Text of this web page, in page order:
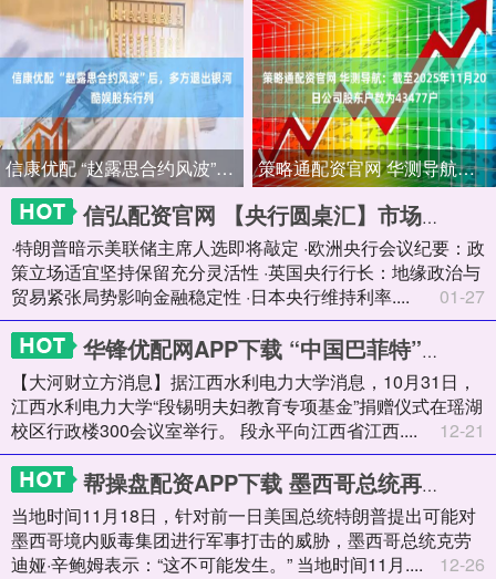
信康优配 “赵露思合约风波”后，多方退出银河酷娱股东行列 策略通配资官网 华测导航：截至2025年11月20日公司股东户数为43477户
信弘配资官网 【央行圆桌汇】市场聚焦美联储1月利率决议（2026年1月26日）
·特朗普暗示美联储主席人选即将敲定 ·欧洲央行会议纪要：政
策立场适宜坚持保留充分灵活性 ·英国央行行长：地缘政治与
贸易紧张局势影响金融稳定性 ·日本央行维持利率....
01-27
华锋优配网APP下载 “中国巴菲特”段永平捐了1万股茅台，最新回应来了
【大河财立方消息】据江西水利电力大学消息，10月31日，
江西水利电力大学“段锡明夫妇教育专项基金”捐赠仪式在瑶湖
校区行政楼300会议室举行。 段永平向江西省江西....
12-21
帮操盘配资APP下载 墨西哥总统再次拒绝美军入境打击贩毒：上一次美国进入就拿走我们一半领土
当地时间11月18日，针对前一日美国总统特朗普提出可能对
墨西哥境内贩毒集团进行军事打击的威胁，墨西哥总统克劳
迪娅·辛鲍姆表示：“这不可能发生。” 当地时间11月....
12-26